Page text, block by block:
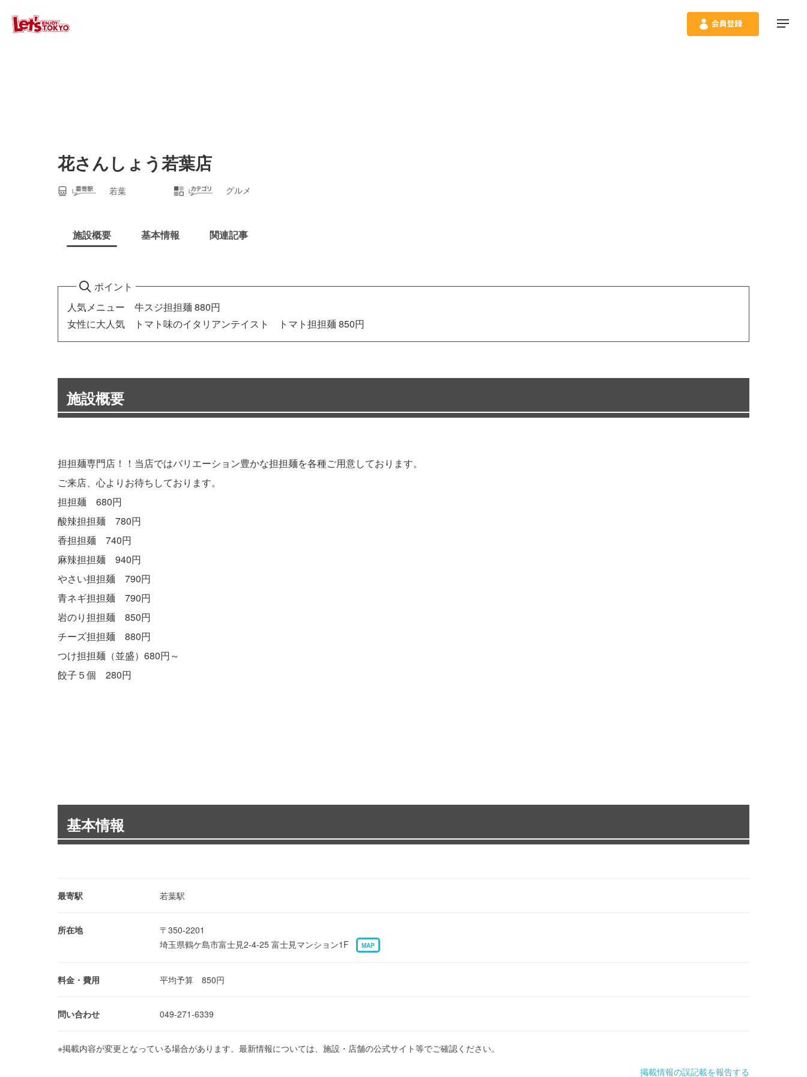
花さんしょう若葉店
若葉 グルメ
施設概要 基本情報 関連記事
ポイント
人気メニュー 牛スジ担担麺 880円
女性に大人気 トマト味のイタリアンテイスト トマト担担麺 850円
施設概要
担担麺専門店！！当店ではバリエーション豊かな担担麺を各種ご用意しております。
ご来店、心よりお待ちしております。
担担麺 680円
酸辣担担麺 780円
香担担麺 740円
麻辣担担麺 940円
やさい担担麺 790円
青ネギ担担麺 790円
岩のり担担麺 850円
チーズ担担麺 880円
つけ担担麺（並盛）680円～
餃子５個 280円
基本情報
最寄駅 若葉駅
所在地
〒350-2201
埼玉県鶴ケ島市富士見2-4-25 富士見マンション1F
MAP
料金・費用 平均予算 850円
問い合わせ 049-271-6339
※掲載内容が変更となっている場合があります。最新情報については、施設・店舗の公式サイト等でご確認ください。
掲載情報の誤記載を報告する